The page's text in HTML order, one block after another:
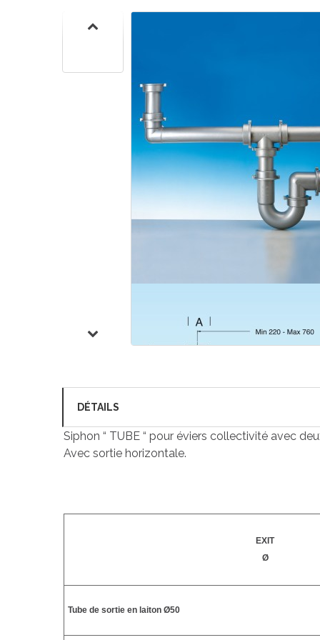
DÉTAILS
Siphon “ TUBE “ pour éviers collectivité avec
Avec sortie horizontale.
EXIT
Ø
Tube de sortie en laiton Ø50